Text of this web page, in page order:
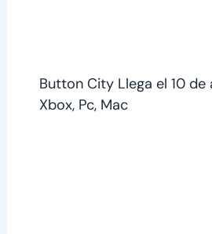
Button City Llega el 10 de
Xbox, Pc, Mac